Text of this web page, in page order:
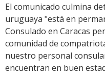
El comunicado culmina
uruguaya "está en
Consulado en Caracas
comunidad de
nuestro personal
encuentran en buen